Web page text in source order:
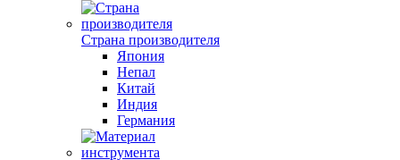
Страна производителя
Япония
Непал
Китай
Индия
Германия